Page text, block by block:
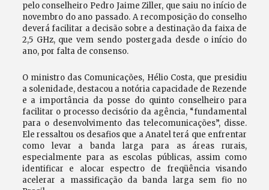
pelo conselheiro Pedro Jaime Ziller, que saiu no início de
novembro do ano passado. A recomposição do conselho
deverá facilitar a decisão sobre a destinação da faixa de
2,5 GHz, que vem sendo postergada desde o início do
ano, por falta de consenso.
O ministro das Comunicações, Hélio Costa, que presidiu
a solenidade, destacou a notória capacidade de Rezende
e a importância da posse do quinto conselheiro para
facilitar o processo decisório da agência, “fundamental
para o desenvolvimento das telecomunicações”, disse.
Ele ressaltou os desafios que a Anatel terá que enfrentar
como levar a banda larga para as áreas rurais,
especialmente para as escolas públicas, assim como
identificar e alocar espectro de freqüência visando
acelerar a massificação da banda larga sem fio no